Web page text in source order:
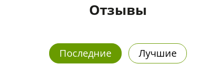
Отзывы
Последние Лучшие